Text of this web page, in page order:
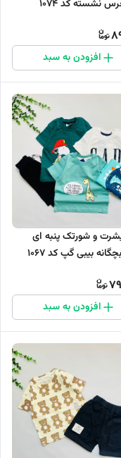
نشسته کد 1074
افزودن به سبد
و شورتک پنبه ای
بیبی گپ کد 1067
افزودن به سبد